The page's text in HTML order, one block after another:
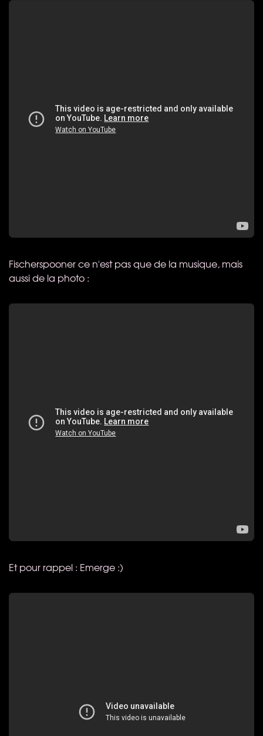
Fischerspooner ce n'est pas que de la musique, mais
aussi de la photo :
Et pour rappel : Emerge :)